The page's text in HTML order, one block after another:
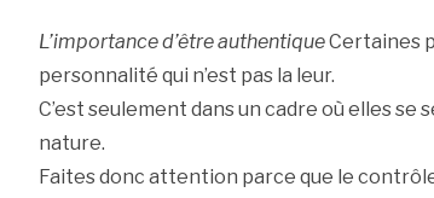
L’importance d’être authentiqueCertaines
personnalité qui n’est pas la leur.
C’est seulement dans un cadre où elles se
nature.
Faites donc attention parce que le